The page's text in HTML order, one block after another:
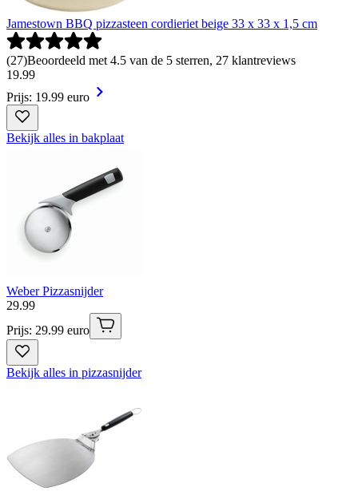
Jamestown BBQ pizzasteen cordieriet beige 33 x 33 x 1,5 cm
(27)Beoordeeld met 4.5 van de 5 sterren, 27 klantreviews
19.99
Prijs: 19.99 euro
Bekijk alles in bakplaat
Weber Pizzasnijder
29.99
Prijs: 29.99 euro
Bekijk alles in pizzasnijder